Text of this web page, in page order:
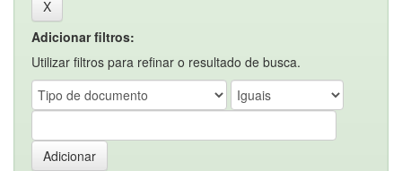
Adicionar filtros:
Utilizar filtros para refinar o resultado de busca.